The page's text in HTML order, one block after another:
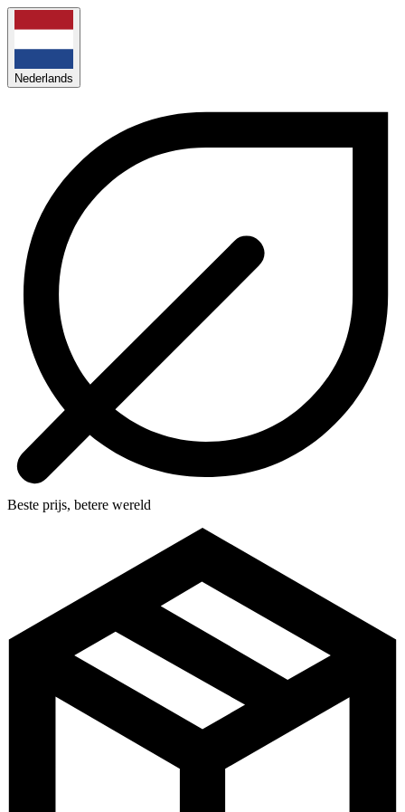
Nederlands
Beste prijs, betere wereld